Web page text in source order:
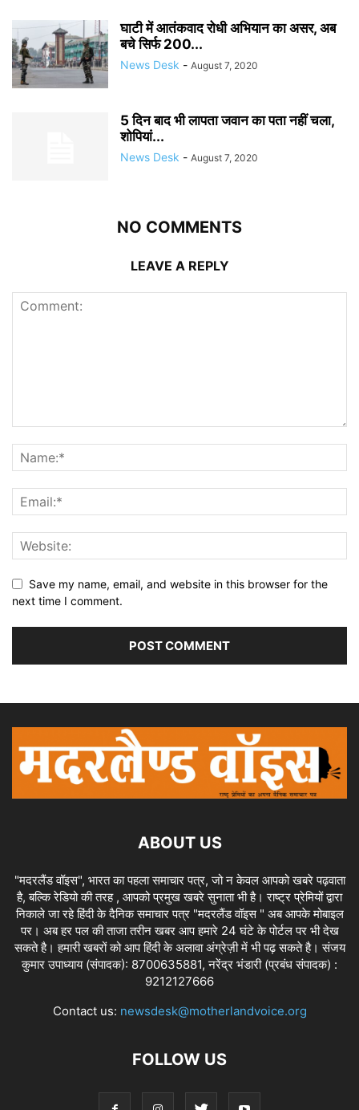
घाटी में आतंकवाद रोधी अभियान का असर, अब
बचे सिर्फ 200...
News Desk - August 7, 2020
5 दिन बाद भी लापता जवान का पता नहीं चला,
शोपियां...
News Desk - August 7, 2020
NO COMMENTS
LEAVE A REPLY
Save my name, email, and website in this browser for the
next time I comment.
ABOUT US
"मदरलैंड वॉइस", भारत का पहला समाचार पत्र, जो न केवल आपको खबरे पढ़वाता
है, बल्कि रेडियो की तरह , आपको प्रमुख खबरे सुनाता भी है। राष्ट्र प्रेमियों द्वारा
निकाले जा रहे हिंदी के दैनिक समाचार पत्र "मदरलैंड वॉइस " अब आपके मोबाइल
पर। अब हर पल की ताजा तरीन खबर आप हमारे 24 घंटे के पोर्टल पर भी देख
सकते है। हमारी खबरों को आप हिंदी के अलावा अंग्रेज़ी में भी पढ़ सकते है। संजय
कुमार उपाध्याय (संपादक): 8700635881, नरेंद्र भंडारी (प्रबंध संपादक) :
9212127666
Contact us: newsdesk@motherlandvoice.org
FOLLOW US